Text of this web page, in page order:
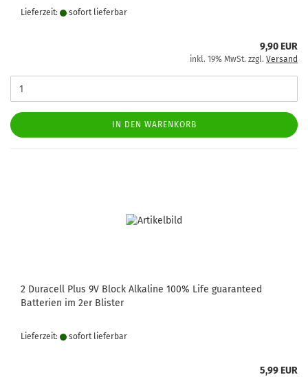
Lieferzeit: sofort lie­fer­bar
9,90 EUR
inkl. 19% MwSt. zzgl. Versand
IN DEN WARENKORB
2 Duracell Plus 9V Block Alkaline 100% Life guaranteed
Batterien im 2er Blister
Lieferzeit: sofort lie­fer­bar
5,99 EUR